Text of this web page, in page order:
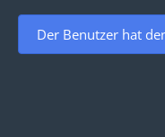
Der Benutzer hat